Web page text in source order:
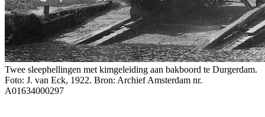
Twee sleephellingen met kimgeleiding aan bakboord te Durgerdam.
Foto: J. van Eck, 1922. Bron: Archief Amsterdam nr.
A01634000297